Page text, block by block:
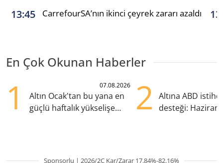
13:45 CarrefourSA’nın ikinci çeyrek zararı azaldı
En Çok Okunan Haberler
1 07.08.2026
Altın Ocak'tan bu yana en
güçlü haftalık yükselişe
2
Altına ABD
desteği:
Sponsorlu | 2026/2Ç Kar/Zarar 17.84%-82.16%